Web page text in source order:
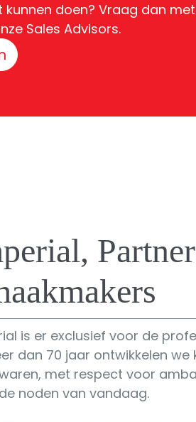
doen? Vraag dan
Sales Advisors.
is er exclusief voor de
dan 70 jaar ontwikkelen we
met respect voor
noden van vandaag.